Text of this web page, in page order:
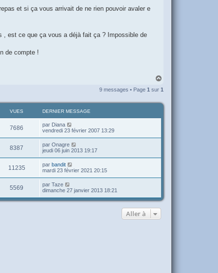
et si ça vous arrivait de ne rien pouvoir avaler e
, est ce que ça vous a déjà fait ça ? Impossible de
de compte !
u
9 messages • Page 1 sur 1
VUES DERNIER MESSAGE
7686 par Diana
vendredi 23 février 2007 13:29
8387 par Onagre
jeudi 06 juin 2013 19:17
11235 par bandit
mardi 23 février 2021 20:15
5569 par Taze
dimanche 27 janvier 2013 18:21
Aller à